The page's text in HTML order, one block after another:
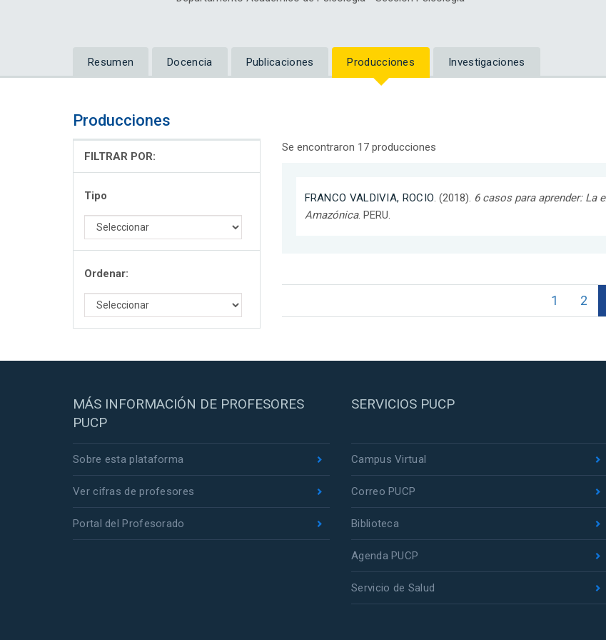
Resumen Docencia Publicaciones Producciones Investigaciones
Producciones
FILTRAR POR:
Tipo
Ordenar:
Se encontraron 17 producciones
FRANCO VALDIVIA, ROCIO. (2018). 6 casos para aprender: La
Amazónica. PERU.
1 2
MÁS INFORMACIÓN DE PROFESORES
PUCP
Sobre esta plataforma
Ver cifras de profesores
Portal del Profesorado
SERVICIOS PUCP
Campus Virtual
Correo PUCP
Biblioteca
Agenda PUCP
Servicio de Salud